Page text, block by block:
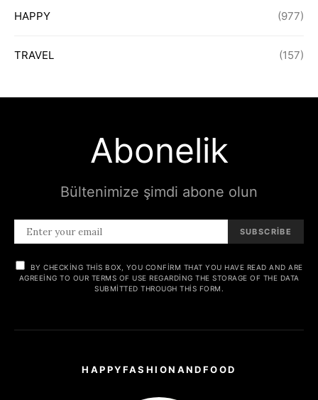
HAPPY (977)
TRAVEL (157)
Abonelik
Bültenimize şimdi abone olun
SUBSCRIBE
BY CHECKING THIS BOX, YOU CONFIRM THAT YOU HAVE READ AND ARE
AGREEING TO OUR TERMS OF USE REGARDING THE STORAGE OF THE DATA
SUBMITTED THROUGH THIS FORM.
HAPPYFASHIONANDFOOD